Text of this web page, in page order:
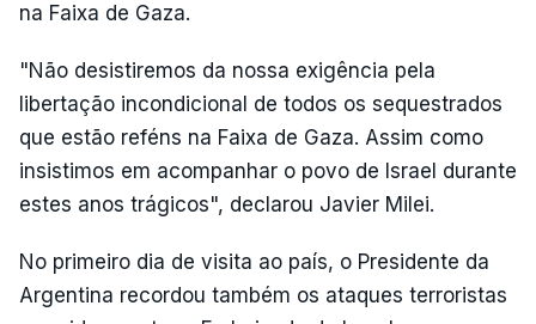
na Faixa de Gaza.
"Não desistiremos da nossa exigência pela
libertação incondicional de todos os sequestrados
que estão reféns na Faixa de Gaza. Assim como
insistimos em acompanhar o povo de Israel durante
estes anos trágicos", declarou Javier Milei.
No primeiro dia de visita ao país, o Presidente da
Argentina recordou também os ataques terroristas